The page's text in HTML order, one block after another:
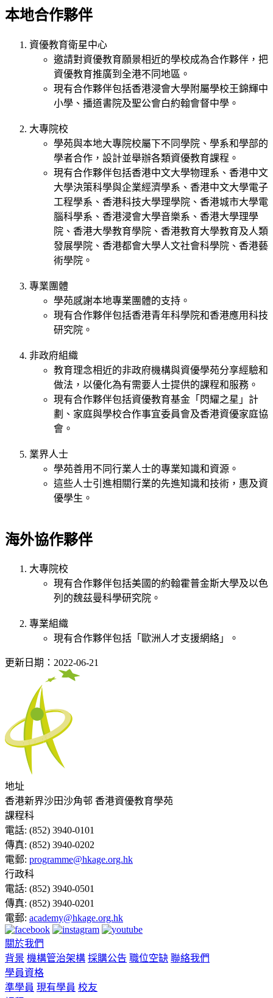
本地合作夥伴
資優教育衛星中心
邀請對資優教育願景相近的學校成為合作夥伴，把
資優教育推廣到全港不同地區。
現有合作夥伴包括香港浸會大學附屬學校王錦輝中
小學、播道書院及聖公會白約翰會督中學。
大專院校
學苑與本地大專院校屬下不同學院、學系和學部的
學者合作，設計並舉辦各類資優教育課程。
現有合作夥伴包括香港中文大學物理系、香港中文
大學決策科學與企業經濟學系、香港中文大學電子
工程學系、香港科技大學理學院、香港城市大學電
腦科學系、香港浸會大學音樂系、香港大學理學
院、香港大學教育學院、香港教育大學教育及人類
發展學院、香港都會大學人文社會科學院、香港藝
術學院。
專業團體
學苑感謝本地專業團體的支持。
現有合作夥伴包括香港青年科學院和香港應用科技
研究院。
非政府組織
教育理念相近的非政府機構與資優學苑分享經驗和
做法，以優化為有需要人士提供的課程和服務。
現有合作夥伴包括資優教育基金「閃耀之星」計
劃、家庭與學校合作事宜委員會及香港資優家庭協
會。
業界人士
學苑善用不同行業人士的專業知識和資源。
這些人士引進相關行業的先進知識和技術，惠及資
優學生。
海外協作夥伴
大專院校
現有合作夥伴包括美國的約翰霍普金斯大學及以色
列的魏茲曼科學研究院。
專業組織
現有合作夥伴包括「歐洲人才支援網絡」。
更新日期：2022-06-21
地址
香港新界沙田沙角邨 香港資優教育學苑
課程科
電話: (852) 3940-0101
傳真: (852) 3940-0202
電郵: programme@hkage.org.hk
行政科
電話: (852) 3940-0501
傳真: (852) 3940-0201
電郵: academy@hkage.org.hk
關於我們
背景 機構管治架構 採購公告 職位空缺 聯絡我們
學員資格
準學員 現有學員 校友